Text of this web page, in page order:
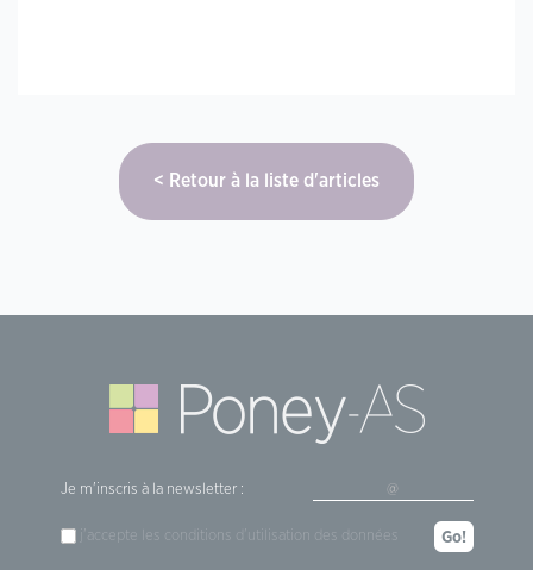
Retour à la liste d'articles
Je m'inscris à la newsletter :
j'accepte les conditions d'utilisation des données Go!